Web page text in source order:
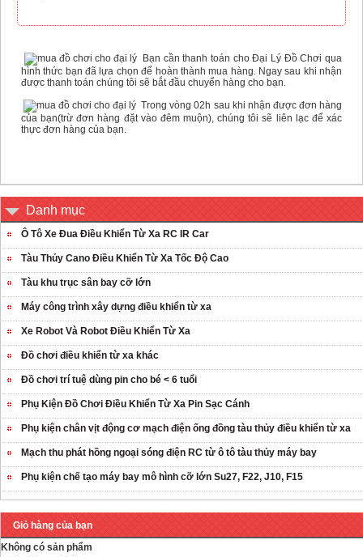
Bạn cần thanh toán cho Đại Lý Đồ Chơi qua
hình thức bạn đã lựa chọn để hoàn thành mua hàng. Ngay sau khi nhận
được thanh toán chúng tôi sẽ bắt đầu chuyển hàng cho bạn.
Trong vòng 02h sau khi nhận được đơn hàng
của bạn(trừ đơn hàng đặt vào đêm muộn), chúng tôi sẽ liên lạc để xác
thực đơn hàng của bạn.
Danh mục
Ô Tô Xe Đua Điều Khiển Từ Xa RC IR Car
Tàu Thủy Cano Điều Khiển Từ Xa Tốc Độ Cao
Tàu khu trục sân bay cỡ lớn
Máy công trình xây dựng điều khiển từ xa
Xe Robot Và Robot Điều Khiển Từ Xa
Đồ chơi điều khiển từ xa khác
Đồ chơi trí tuệ dùng pin cho bé < 6 tuổi
Phụ Kiện Đồ Chơi Điều Khiển Từ Xa Pin Sạc Cánh
Phụ kiện chân vịt động cơ mạch điện ống đồng tàu thủy điều khiển từ xa
Mạch thu phát hồng ngoại sóng điện RC từ ô tô tàu thủy máy bay
Phụ kiện chế tạo máy bay mô hình cỡ lớn Su27, F22, J10, F15
Giỏ hàng của bạn
Không có sản phẩm